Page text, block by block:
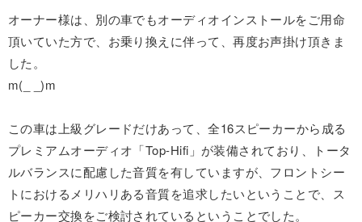
オーナー様は、別の車でもオーディオインストールをご用命
頂いていた方で、お乗り換えに伴って、再度お声掛け頂きま
した。
m(_ _)m
この車は上級グレードだけあって、全16スピーカーから成る
プレミアムオーディオ「Top-Hifi」が装備されており、トータ
ルバランスに配慮した音質を有していますが、フロントシー
トにおけるメリハリある音質を追求したいということで、ス
ピーカー交換をご検討されているということでした。